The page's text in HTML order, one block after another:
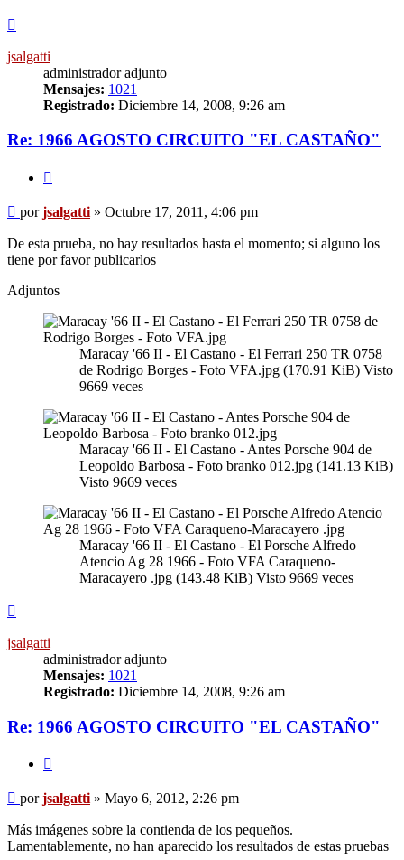
jsalgatti
administrador adjunto
Mensajes: 1021
Registrado: Diciembre 14, 2008, 9:26 am
Re: 1966 AGOSTO CIRCUITO "EL CASTAÑO"
Mensaje
sin
leer
porjsalgatti » Octubre 17, 2011, 4:06 pm
De esta prueba, no hay resultados hasta el momento; si alguno los
tiene por favor publicarlos
Adjuntos
Maracay '66 II - El Castano - El Ferrari 250 TR 0758
de Rodrigo Borges - Foto VFA.jpg (170.91 KiB) Visto
9669 veces
Maracay '66 II - El Castano - Antes Porsche 904 de
Leopoldo Barbosa - Foto branko 012.jpg (141.13 KiB)
Visto 9669 veces
Maracay '66 II - El Castano - El Porsche Alfredo
Atencio Ag 28 1966 - Foto VFA Caraqueno-
Maracayero .jpg (143.48 KiB) Visto 9669 veces
jsalgatti
administrador adjunto
Mensajes: 1021
Registrado: Diciembre 14, 2008, 9:26 am
Re: 1966 AGOSTO CIRCUITO "EL CASTAÑO"
Mensaje
sin
leer
porjsalgatti » Mayo 6, 2012, 2:26 pm
Más imágenes sobre la contienda de los pequeños.
Lamentablemente, no han aparecido los resultados de estas pruebas